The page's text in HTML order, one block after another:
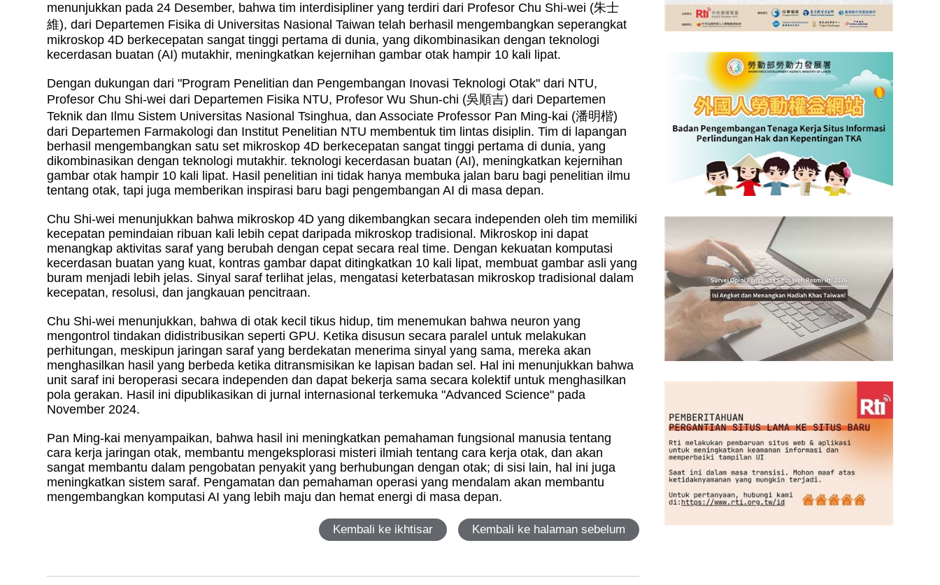
menunjukkan pada 24 Desember, bahwa tim interdisipliner yang terdiri dari Profesor Chu Shi-wei (朱士
維), dari Departemen Fisika di Universitas Nasional Taiwan telah berhasil mengembangkan seperangkat
mikroskop 4D berkecepatan sangat tinggi pertama di dunia, yang dikombinasikan dengan teknologi
kecerdasan buatan (AI) mutakhir, meningkatkan kejernihan gambar otak hampir 10 kali lipat.
Dengan dukungan dari "Program Penelitian dan Pengembangan Inovasi Teknologi Otak" dari NTU,
Profesor Chu Shi-wei dari Departemen Fisika NTU, Profesor Wu Shun-chi (吳順吉) dari Departemen
Teknik dan Ilmu Sistem Universitas Nasional Tsinghua, dan Associate Professor Pan Ming-kai (潘明楷)
dari Departemen Farmakologi dan Institut Penelitian NTU membentuk tim lintas disiplin. Tim di lapangan
berhasil mengembangkan satu set mikroskop 4D berkecepatan sangat tinggi pertama di dunia, yang
dikombinasikan dengan teknologi mutakhir. teknologi kecerdasan buatan (AI), meningkatkan kejernihan
gambar otak hampir 10 kali lipat. Hasil penelitian ini tidak hanya membuka jalan baru bagi penelitian ilmu
tentang otak, tapi juga memberikan inspirasi baru bagi pengembangan AI di masa depan.
Chu Shi-wei menunjukkan bahwa mikroskop 4D yang dikembangkan secara independen oleh tim memiliki
kecepatan pemindaian ribuan kali lebih cepat daripada mikroskop tradisional. Mikroskop ini dapat
menangkap aktivitas saraf yang berubah dengan cepat secara real time. Dengan kekuatan komputasi
kecerdasan buatan yang kuat, kontras gambar dapat ditingkatkan 10 kali lipat, membuat gambar asli yang
buram menjadi lebih jelas. Sinyal saraf terlihat jelas, mengatasi keterbatasan mikroskop tradisional dalam
kecepatan, resolusi, dan jangkauan pencitraan.
Chu Shi-wei menunjukkan, bahwa di otak kecil tikus hidup, tim menemukan bahwa neuron yang
mengontrol tindakan didistribusikan seperti GPU. Ketika disusun secara paralel untuk melakukan
perhitungan, meskipun jaringan saraf yang berdekatan menerima sinyal yang sama, mereka akan
menghasilkan hasil yang berbeda ketika ditransmisikan ke lapisan badan sel. Hal ini menunjukkan bahwa
unit saraf ini beroperasi secara independen dan dapat bekerja sama secara kolektif untuk menghasilkan
pola gerakan. Hasil ini dipublikasikan di jurnal internasional terkemuka "Advanced Science" pada
November 2024.
Pan Ming-kai menyampaikan, bahwa hasil ini meningkatkan pemahaman fungsional manusia tentang
cara kerja jaringan otak, membantu mengeksplorasi misteri ilmiah tentang cara kerja otak, dan akan
sangat membantu dalam pengobatan penyakit yang berhubungan dengan otak; di sisi lain, hal ini juga
meningkatkan sistem saraf. Pengamatan dan pemahaman operasi yang mendalam akan membantu
mengembangkan komputasi AI yang lebih maju dan hemat energi di masa depan.
Kembali ke ikhtisar Kembali ke halaman sebelum